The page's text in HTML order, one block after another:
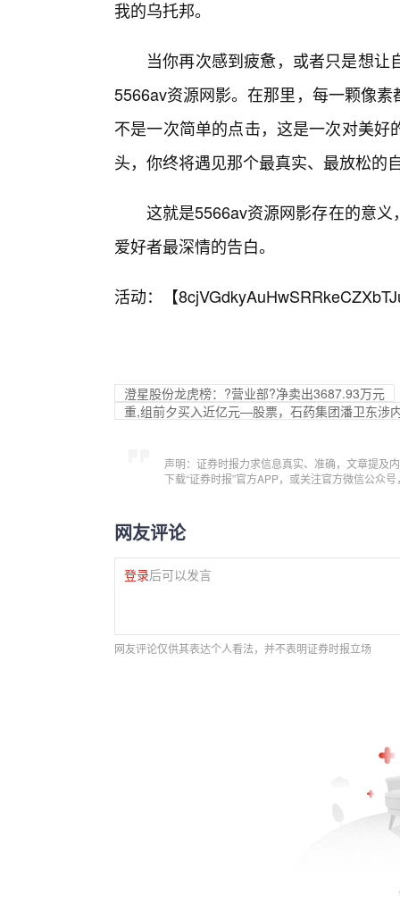
我的乌托邦。
当你再次感到疲惫，或者只是想
5566av资源网影。在那里，每一颗像
不是一次简单的点击，这是一次对美
头，你终将遇见那个最真实、最放松的
这就是5566av资源网影存在的意
爱好者最深情的告白。
活动：【
澄星股份龙虎榜：?营业部?净卖出3687.93万元
重,组前夕买入近亿元—股票，石药集团潘卫东涉
声明：证券时报力求信息真实、准确，文章提及
下载“证券时报”官方APP，或关注官方微信公众
网友评论
登录后可以发言
网友评论仅供其表达个人看法，并不表明证券时报立场